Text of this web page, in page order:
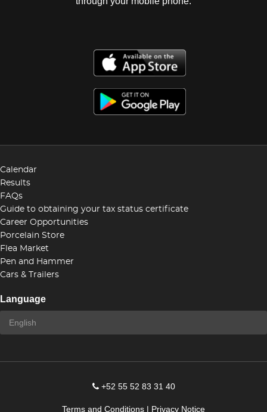
Calendar
Results
FAQs
Guide to obtaining your tax status certificate
Career Opportunities
Porcelain Store
Flea Market
Pen and Hammer
Cars & Trailers
Language
+52 55 52 83 31 40
Terms and Conditions | Privacy Notice